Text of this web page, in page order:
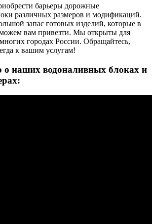
барьеры дорожные
различных размеров и модификаций.
запас готовых изделий, которые в
вам привезти. Мы открыты для
городах России. Обращайтесь,
к вашим услугам!
о наших водоналивных блоках и